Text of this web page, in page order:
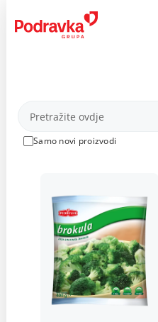
content
Proizvodi
Samo novi proizvodi